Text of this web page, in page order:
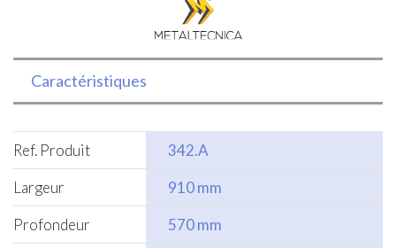
Caractéristiques
Ref. Produit
342.A
Largeur
910 mm
Profondeur
570 mm